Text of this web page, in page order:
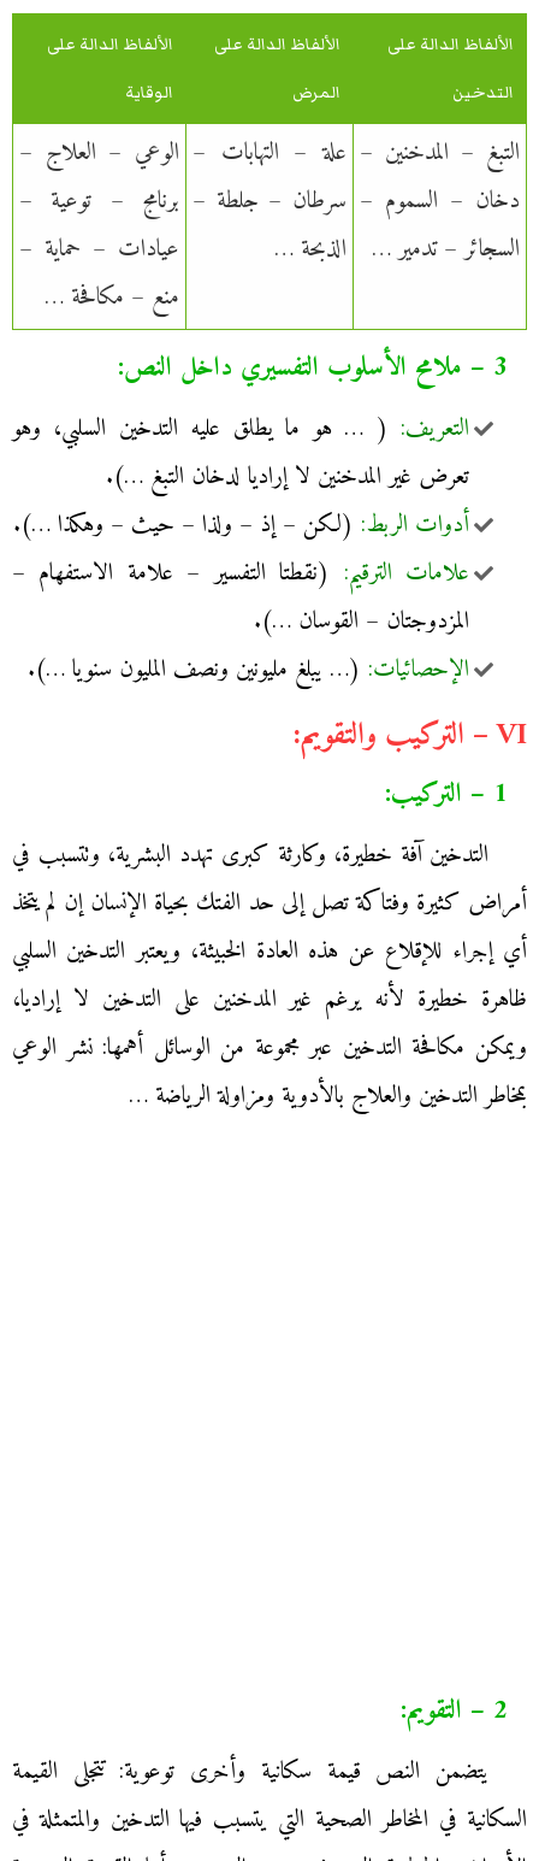
الألفاظ الدالة على
التدخين
الألفاظ الدالة على
المرض
الألفاظ الدالة على
الوقاية
التبغ – المدخنين –
دخان – السموم –
السجائر – تدمير …
علة – التهابات –
سرطان – جلطة –
الذبحة …
الوعي – العلاج –
برنامج – توعية –
عيادات – حماية –
منع – مكافحة …
3 – ملامح الأسلوب التفسيري داخل النص:
التعريف: ( … هو ما يطلق عليه التدخين السلبي، وهو
تعرض غير المدخنين لا إراديا لدخان التبغ …).
أدوات الربط: (لكن – إذ – ولذا – حيث – وهكذا …).
علامات الترقيم: (نقطتا التفسير – علامة الاستفهام –
المزدوجتان – القوسان …).
الإحصائيات: (… يبلغ مليونين ونصف المليون سنويا …).
VI – التركيب والتقويم:
1 – التركيب:
التدخين آفة خطيرة، وكارثة كبرى تهدد البشرية، وتتسبب في
أمراض كثيرة وفتاكة تصل إلى حد الفتك بحياة الإنسان إن لم يتخذ
أي إجراء للإقلاع عن هذه العادة الخبيثة، ويعتبر التدخين السلبي
ظاهرة خطيرة لأنه يرغم غير المدخنين على التدخين لا إراديا،
ويمكن مكافحة التدخين عبر مجموعة من الوسائل أهمها: نشر الوعي
بمخاطر التدخين والعلاج بالأدوية ومزاولة الرياضة …
2 – التقويم:
يتضمن النص قيمة سكانية وأخرى توعوية: تتجلى القيمة
السكانية في المخاطر الصحية التي يتسبب فيها التدخين والمتمثلة في